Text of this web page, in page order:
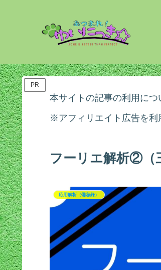
PR
本サイトの記事の利用につ
※アフィリエイト広告を利
フーリエ解析②（
応用解析（備忘録）